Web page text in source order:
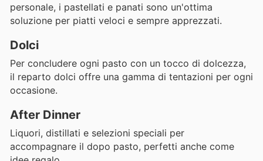
personale, i pastellati e panati sono un'ottima
soluzione per piatti veloci e sempre apprezzati.
Dolci
Per concludere ogni pasto con un tocco di dolcezza,
il reparto dolci offre una gamma di tentazioni per ogni
occasione.
After Dinner
Liquori, distillati e selezioni speciali per
accompagnare il dopo pasto, perfetti anche come